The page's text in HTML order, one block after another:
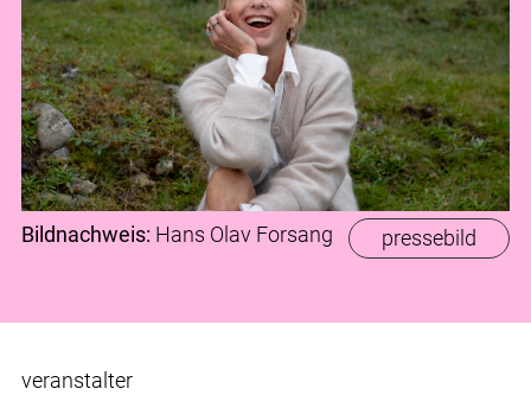
pressebild
Bildnachweis: Hans Olav Forsang
veranstalter